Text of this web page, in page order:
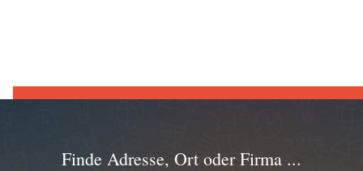
Finde Adresse, Ort oder Firma ...